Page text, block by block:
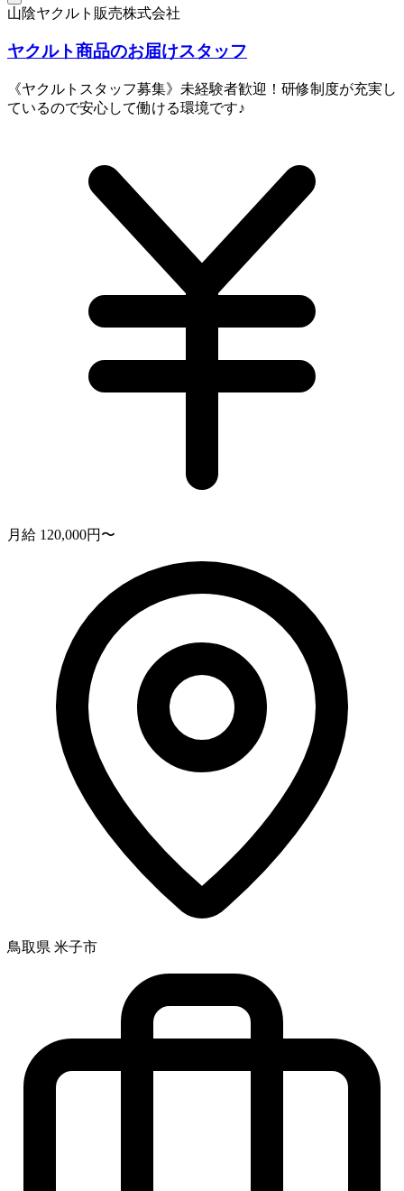
山陰ヤクルト販売株式会社
ヤクルト商品のお届けスタッフ
《ヤクルトスタッフ募集》未経験者歓迎！研修制度が充実し
ているので安心して働ける環境です♪
月給 120,000円〜
鳥取県 米子市